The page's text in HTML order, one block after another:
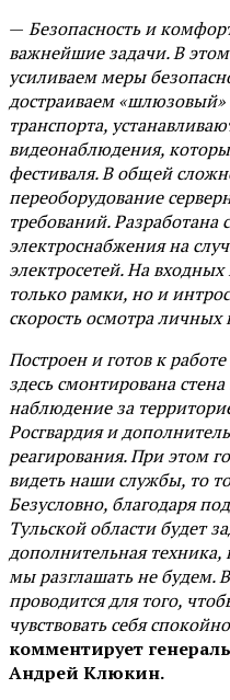
— Безопасность и
важнейшие задачи. В
усиливаем меры
достраиваем «шлюзовый»
транспорта,
видеонаблюдения,
фестиваля. В общей
переоборудование
требований. Разработана
электроснабжения на
электросетей. На
только рамки, но и
скорость осмотра
Построен и готов к
здесь смонтирована
наблюдение за
Росгвардия и
реагирования. При этом
видеть наши службы, то
Безусловно, благодаря
Тульской области будет
дополнительная
мы разглашать не будем.
проводится для того,
чувствовать себя
комментирует
Андрей Клюкин.